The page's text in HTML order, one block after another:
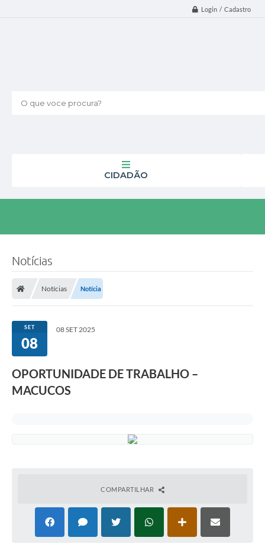
Login / Cadastro
O que voce procura?
CIDADÃO
Notícias
Notícias Notícia
SET
08
08 SET 2025
OPORTUNIDADE DE TRABALHO –
MACUCOS
COMPARTILHAR